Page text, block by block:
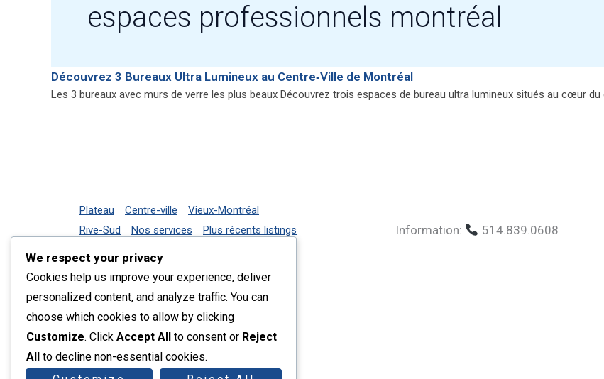
espaces professionnels montréal
Découvrez 3 Bureaux Ultra Lumineux au Centre‑Ville de Montréal
Les 3 bureaux avec murs de verre les plus beaux Découvrez trois espaces de bureau ultra lumineux situés au cœur du
Plateau Centre-ville
Vieux-Montréal
Rive-Sud
Nos services
Plus récents listings
Information: 514.839.0608
We respect your privacy
Cookies help us improve your experience, deliver
personalized content, and analyze traffic. You can
choose which cookies to allow by clicking
Customize. Click Accept All to consent or Reject
All to decline non-essential cookies.